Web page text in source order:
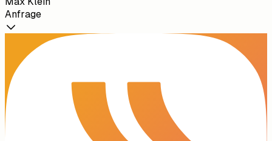
Anfrage